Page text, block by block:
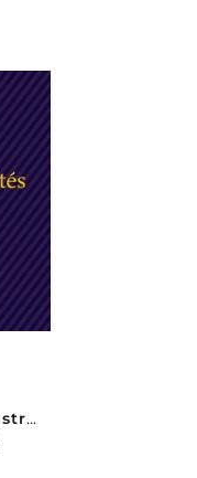
Monstres & Monstruosites